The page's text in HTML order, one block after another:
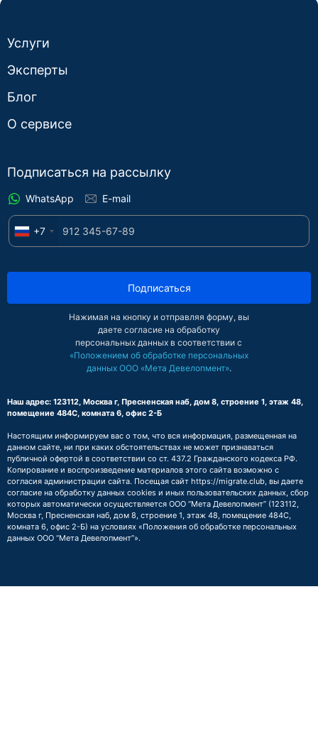
Услуги
Эксперты
Блог
О сервисе
Подписаться на рассылку
WhatsApp E-mail
+7
Подписаться
Нажимая на кнопку и отправляя форму, вы
даете согласие на обработку
персональных данных в соответствии с
«Положением об обработке персональных
данных ООО «Мета Девелопмент».
Наш адрес: 123112, Москва г, Пресненская наб, дом 8, строение 1, этаж 48,
помещение 484С, комната 6, офис 2-Б
Настоящим информируем вас о том, что вся информация, размещенная на
данном сайте, ни при каких обстоятельствах не может признаваться
публичной офертой в соответствии со ст. 437.2 Гражданского кодекса РФ.
Копирование и воспроизведение материалов этого сайта возможно с
согласия администрации сайта. Посещая сайт https://migrate.club, вы даете
согласие на обработку данных cookies и иных пользовательских данных, сбор
которых автоматически осуществляется ООО “Мета Девелопмент” (123112,
Москва г, Пресненская наб, дом 8, строение 1, этаж 48, помещение 484С,
комната 6, офис 2-Б) на условиях «Положения об обработке персональных
данных ООО “Мета Девелопмент”».